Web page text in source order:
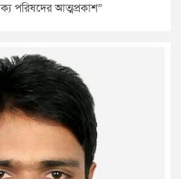
পরিষদের আত্মপ্রকাশ”